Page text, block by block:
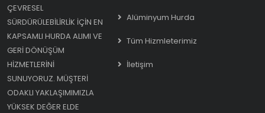
ÇEVRESEL
SÜRDÜRÜLEBILIRLIK IÇIN EN
KAPSAMLI HURDA ALIMI VE
GERI DÖNÜŞÜM
HIZMETLERINI
SUNUYORUZ. MÜŞTERI
ODAKLI YAKLAŞIMIMIZLA
YÜKSEK DEĞER ELDE
Alüminyum Hurda
Tüm Hizmleterimiz
İletişim